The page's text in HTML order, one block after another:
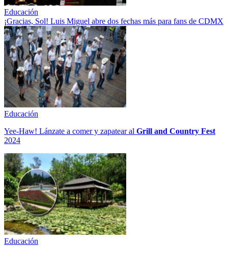
Educación
¡Gracias, Sol! Luis Miguel abre dos fechas más para fans de CDMX
Educación
Yee-Haw! Lánzate a comer y zapatear al Grill and Country Fest
2024
Educación